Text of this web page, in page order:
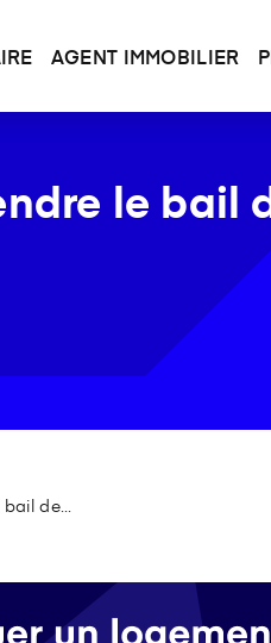
AGENT IMMOBILIER
le bail
de...